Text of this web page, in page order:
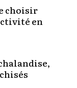
choisir
en